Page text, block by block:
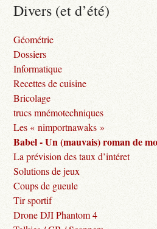
Divers (et d’été)
Géométrie
Dossiers
Informatique
Recettes de cuisine
Bricolage
trucs mnémotechniques
Les « nimportnawaks »
Babel - Un (mauvais) roman de
La prévision des taux d’intéret
Solutions de jeux
Coups de gueule
Tir sportif
Drone DJI Phantom 4